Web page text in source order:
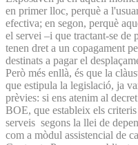
en primer lloc, perquè a
efectiva; en segon, perquè
el servei –i que tractant-se de
tenen dret a un copagament
destinats a pagar el
Però més enllà, és que la
que estipula la legislació, ja
prèvies: si ens atenim al
BOE, que estableix els
serveis segons la llei de
com a mòdul assistencial de